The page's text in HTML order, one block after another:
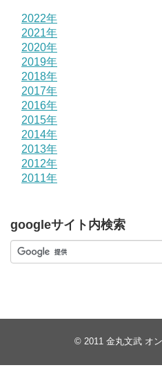
2022年
2021年
2020年
2019年
2018年
2017年
2016年
2015年
2014年
2013年
2012年
2011年
googleサイト内検索
© 2011 金丸文武 オ